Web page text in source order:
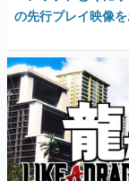
の先行プレイ映像